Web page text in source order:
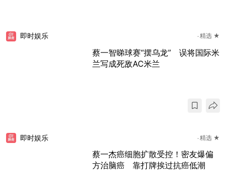
即时娱乐 精选 ★
蔡一智睇球赛“摆乌龙” 误将国际米
兰写成死敌AC米兰
即时娱乐 精选 ★
蔡一杰癌细胞扩散受控！密友爆偏
方治脑癌 靠打牌挨过抗癌低潮